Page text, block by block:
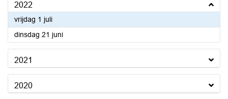
2022
vrijdag 1 juli2022
dinsdag 21 juni2022
2021
2020